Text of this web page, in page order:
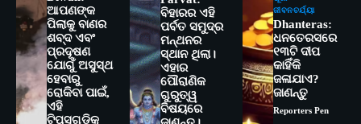
ଆପଣଙ୍କ
ପିଲାକୁ ବାଣର
ଶବ୍ଦ ଏବଂ
ପ୍ରଦୂଷଣ
ଯୋଗୁଁ ଅସୁସ୍ଥ
ହେବାରୁ
ରୋକିବା ପାଇଁ,
ଏହି
ଟିପ୍ସଗୁଡ଼ିକୁ
ବିହାରର ଏହି
ପର୍ବତ ସମୁଦ୍ର
ମନ୍ଥନର
ସ୍ଥାନ ଥିଲା।
ଏହାର
ପୌରାଣିକ
ଗୁରୁତ୍ୱ
ବିଷୟରେ
ଜୀବନଚର୍ଯ୍ୟା
Dhanteras:
ଧନତେରସରେ
୧୩ଟି ଦୀପ
କାହିଁକି
ଜଳାଯାଏ?
ଜାଣନ୍ତୁ
Reporters Pen
2
ସୋଆର ୨୦ତମ ପ୍ରତିଷ୍ଠା ଦିବସରେ